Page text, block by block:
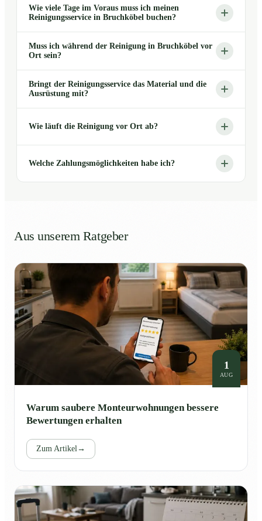
Wie viele Tage im Voraus muss ich meinen
Reinigungsservice in Bruchköbel buchen?
Muss ich während der Reinigung in Bruchköbel vor
Ort sein?
Bringt der Reinigungsservice das Material und die
Ausrüstung mit?
Wie läuft die Reinigung vor Ort ab?
Welche Zahlungsmöglichkeiten habe ich?
Aus unserem Ratgeber
1
AUG
Warum saubere Monteurwohnungen bessere
Bewertungen erhalten
Zum Artikel→